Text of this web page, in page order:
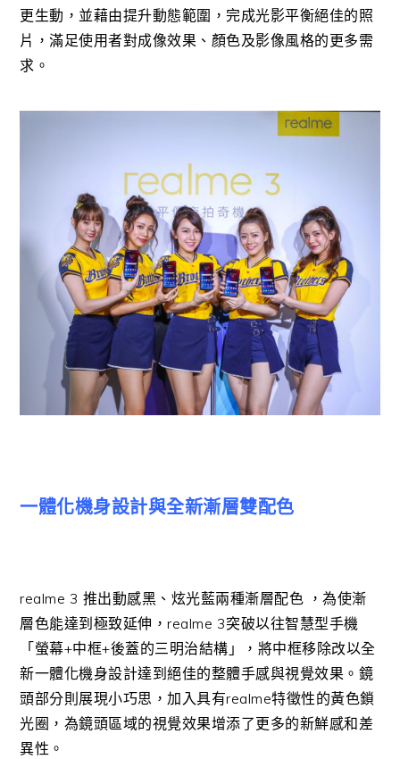
更生動，並藉由提升動態範圍，完成光影平衡絕佳的照
片，滿足使用者對成像效果、顏色及影像風格的更多需
求。
一體化機身設計與全新漸層雙配色
realme 3 推出動感黑、炫光藍兩種漸層配色 ，為使漸
層色能達到極致延伸，realme 3突破以往智慧型手機
「螢幕+中框+後蓋的三明治結構」，將中框移除改以全
新一體化機身設計達到絕佳的整體手感與視覺效果。鏡
頭部分則展現小巧思，加入具有realme特徵性的黃色鎖
光圈，為鏡頭區域的視覺效果增添了更多的新鮮感和差
異性。